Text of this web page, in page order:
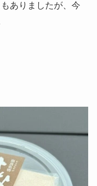
ありましたが、今